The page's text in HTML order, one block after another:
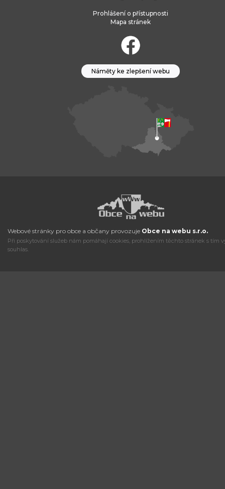
Prohlášení o přístupnosti
Mapa stránek
Náměty ke zlepšení webu
Webové stránky pro obce a občany provozuje Obce na webu s.r.o.
Při poskytování služeb nám pomáhají cookies, prohlížením těchto stránek s tím
souhlas.